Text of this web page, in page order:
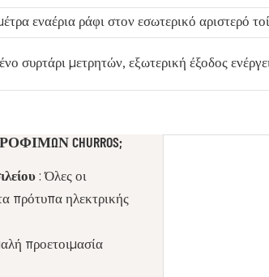
εναέρια ράφι στον εσωτερικό αριστερό
συρτάρι μετρητών, εξωτερική έξοδος
CHURROS;
: Όλες οι
πρότυπα ηλεκτρικής
προετοιμασία